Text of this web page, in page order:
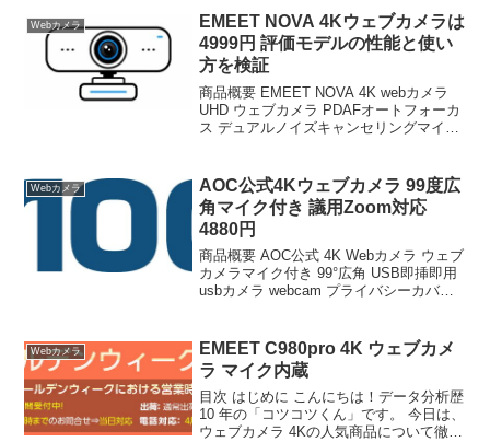
ーク オンライン授業 議...
Webカメラ
EMEET NOVA 4Kウェブカメラは
4999円 評価モデルの性能と使い
方を検証
商品概要 EMEET NOVA 4K webカメラ
UHD ウェブカメラ PDAFオートフォーカ
ス デュアルノイズキャンセリングマイク
ライブストリーミ...
Webカメラ
AOC公式4Kウェブカメラ 99度広
角マイク付き 議用Zoom対応
4880円
商品概要 AOC公式 4K Webカメラ ウェブ
カメラマイク付き 99°広角 USB即挿即用
usbカメラ webcam プライバシーカバー
ン...
Webカメラ
EMEET C980pro 4K ウェブカメ
ラ マイク内蔵
目次 はじめに こんにちは！データ分析歴
10 年の「コツコツくん」です。 今日は、
ウェブカメラ 4Kの人気商品について徹底